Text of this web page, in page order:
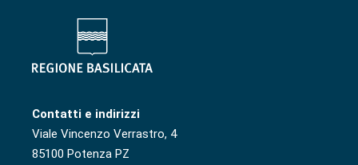
Contatti e indirizzi
Viale Vincenzo Verrastro, 4
85100 Potenza PZ